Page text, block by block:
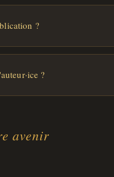
?
?
avenir